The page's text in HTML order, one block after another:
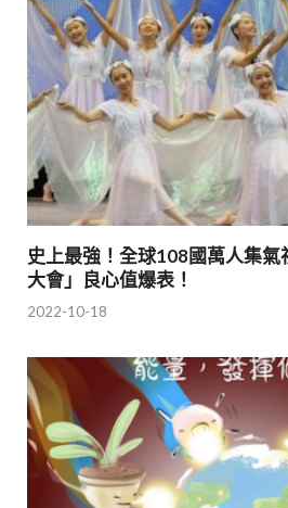
史上最強！全球108國萬人集氣
大會」良心值爆表！
2022-10-18